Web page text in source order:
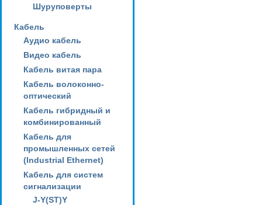
Шуруповерты
Кабель
Аудио кабель
Видео кабель
Кабель витая пара
Кабель волоконно-
оптический
Кабель гибридный и
комбинированный
Кабель для
промышленных сетей
(Industrial Ethernet)
Кабель для систем
сигнализации
J-Y(ST)Y